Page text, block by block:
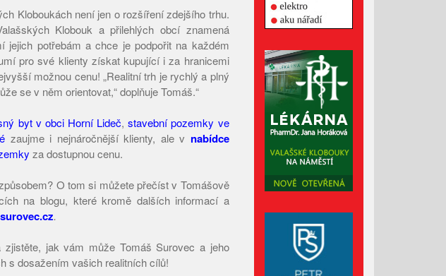
Duben 2022
Březen 2022
Únor 2022
Leden 2022
Prosinec 2021
Listopad 2021
Říjen 2021
Září 2021
Červenec 2021
Červen 2021
Květen 2021
Duben 2021
Kloboukách není jen o rozšíření zdejšího trhu.
Klobouk a přilehlých obcí znamená
potřebám a chce je podpořit na každém
pro své klienty získat kupující i za hranicemi
možnou cenu! „Realitní trh je rychlý a plný
se v něm orientovat,“ doplňuje Tomáš.“
byt v obci Horní Lideč,stavební pozemky ve
zaujme i nejnáročnější klienty, ale v nabídce
za dostupnou cenu.
O tom si můžete přečíst v Tomášově
na blogu, které kromě dalších informací a
.
jak vám může Tomáš Surovec a jeho
s dosažením vašich realitních cílů!